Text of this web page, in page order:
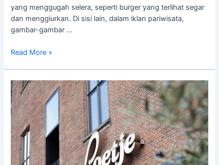
yang menggugah selera, seperti burger yang terlihat segar
dan menggiurkan. Di sisi lain, dalam iklan pariwisata,
gambar-gambar …
Read More »
Cara
Membuat
Huruf
Timbul
Stainless
Steel